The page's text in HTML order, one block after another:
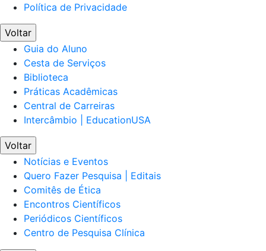
Política de Privacidade
Voltar
Guia do Aluno
Cesta de Serviços
Biblioteca
Práticas Acadêmicas
Central de Carreiras
Intercâmbio | EducationUSA
Voltar
Notícias e Eventos
Quero Fazer Pesquisa | Editais
Comitês de Ética
Encontros Científicos
Periódicos Científicos
Centro de Pesquisa Clínica